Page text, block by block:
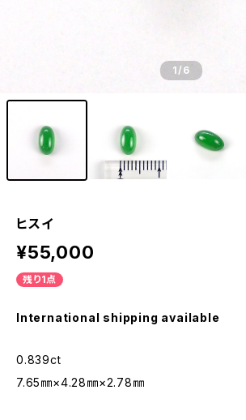
1/6
ヒスイ
¥55,000
残り1点
International shipping available
0.839ct
7.65㎜×4.28㎜×2.78㎜